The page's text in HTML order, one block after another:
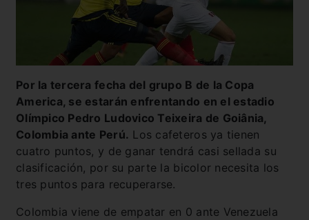
Por la tercera fecha del grupo B de la Copa
America, se estarán enfrentando en el estadio
Olímpico Pedro Ludovico Teixeira de Goiânia,
Colombia ante Perú. Los cafeteros ya tienen
cuatro puntos, y de ganar tendrá casi sellada su
clasificación, por su parte la bicolor necesita los
tres puntos para recuperarse.
Colombia viene de empatar en 0 ante Venezuela